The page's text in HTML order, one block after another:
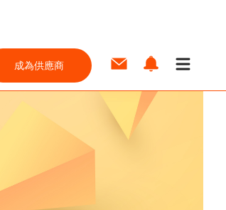
成為供應商